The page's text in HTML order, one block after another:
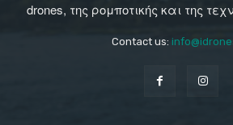
drones, της ρομποτικής και της
Contact us: